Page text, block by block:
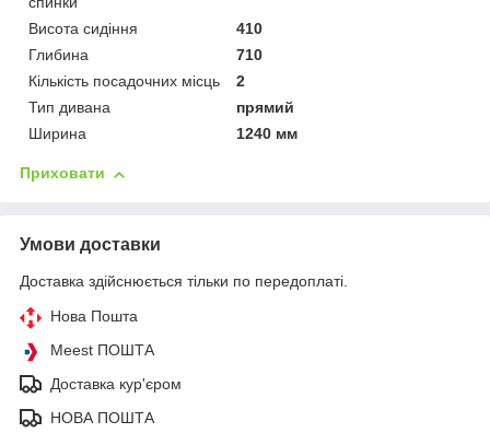
Висота сидіння
410
Глибина
710
Кількість посадочних місць
2
Тип дивана
прямий
Ширина
1240 мм
Приховати
Умови доставки
Доставка здійснюється тільки по передоплаті.
Нова Пошта
Meest ПОШТА
Доставка кур'єром
НОВА ПОШТА